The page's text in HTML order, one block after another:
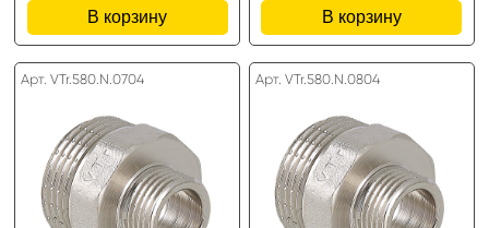
В корзину В корзину
Арт. VTr.580.N.0704 Арт. VTr.580.N.0804